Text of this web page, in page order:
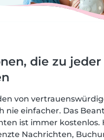
die zu
von
nie einfacher. Das
ist immer kostenlos.
Nachrichten,